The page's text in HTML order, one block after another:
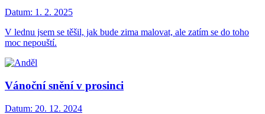
Datum: 1. 2. 2025
V lednu jsem se těšil, jak bude zima malovat, ale zatím se do toho
moc nepouští.
Vánoční snění v prosinci
Datum: 20. 12. 2024